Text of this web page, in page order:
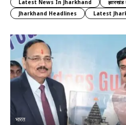
Latest News In Jharkhand
झारखंड
Jharkhand Headlines
Latest
भारत